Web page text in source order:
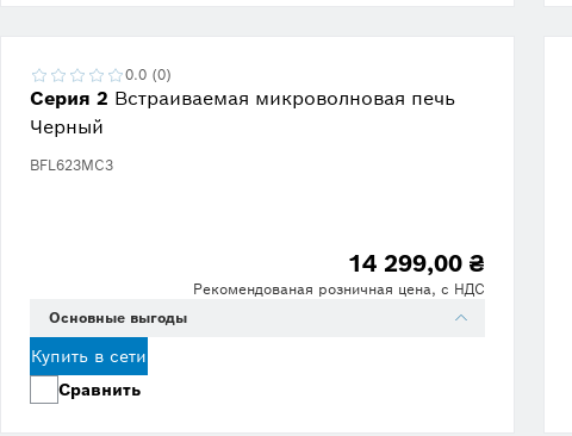
Серия 2 Встраиваемая микроволновая печь
Черный
BFL623MC3
0.0 (0)
14 299,00 ₴
Рекомендованая розничная цена, с НДС
Основные выгоды
Купить в сети
Сравнить